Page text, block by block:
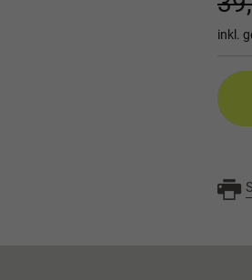
inkl.